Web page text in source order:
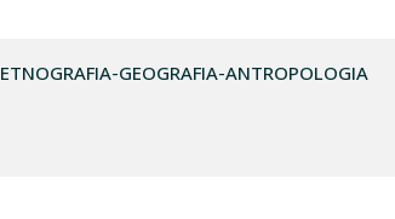
ETNOGRAFIA-GEOGRAFIA-ANTROPOLOGIA